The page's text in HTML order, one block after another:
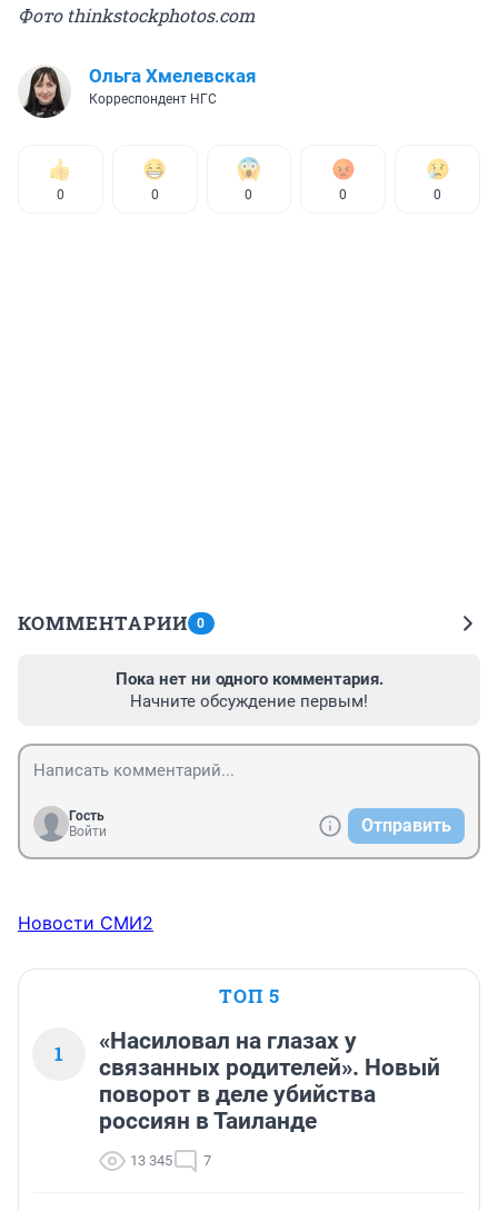
Фото thinkstockphotos.com
Ольга Хмелевская
Корреспондент НГС
0 0 0 0 0
КОММЕНТАРИИ 0
Пока нет ни одного комментария.
Начните обсуждение первым!
Гость
Войти
Отправить
Новости СМИ2
ТОП 5
1
«Насиловал на глазах у
связанных родителей». Новый
поворот в деле убийства
россиян в Таиланде
13 345 7